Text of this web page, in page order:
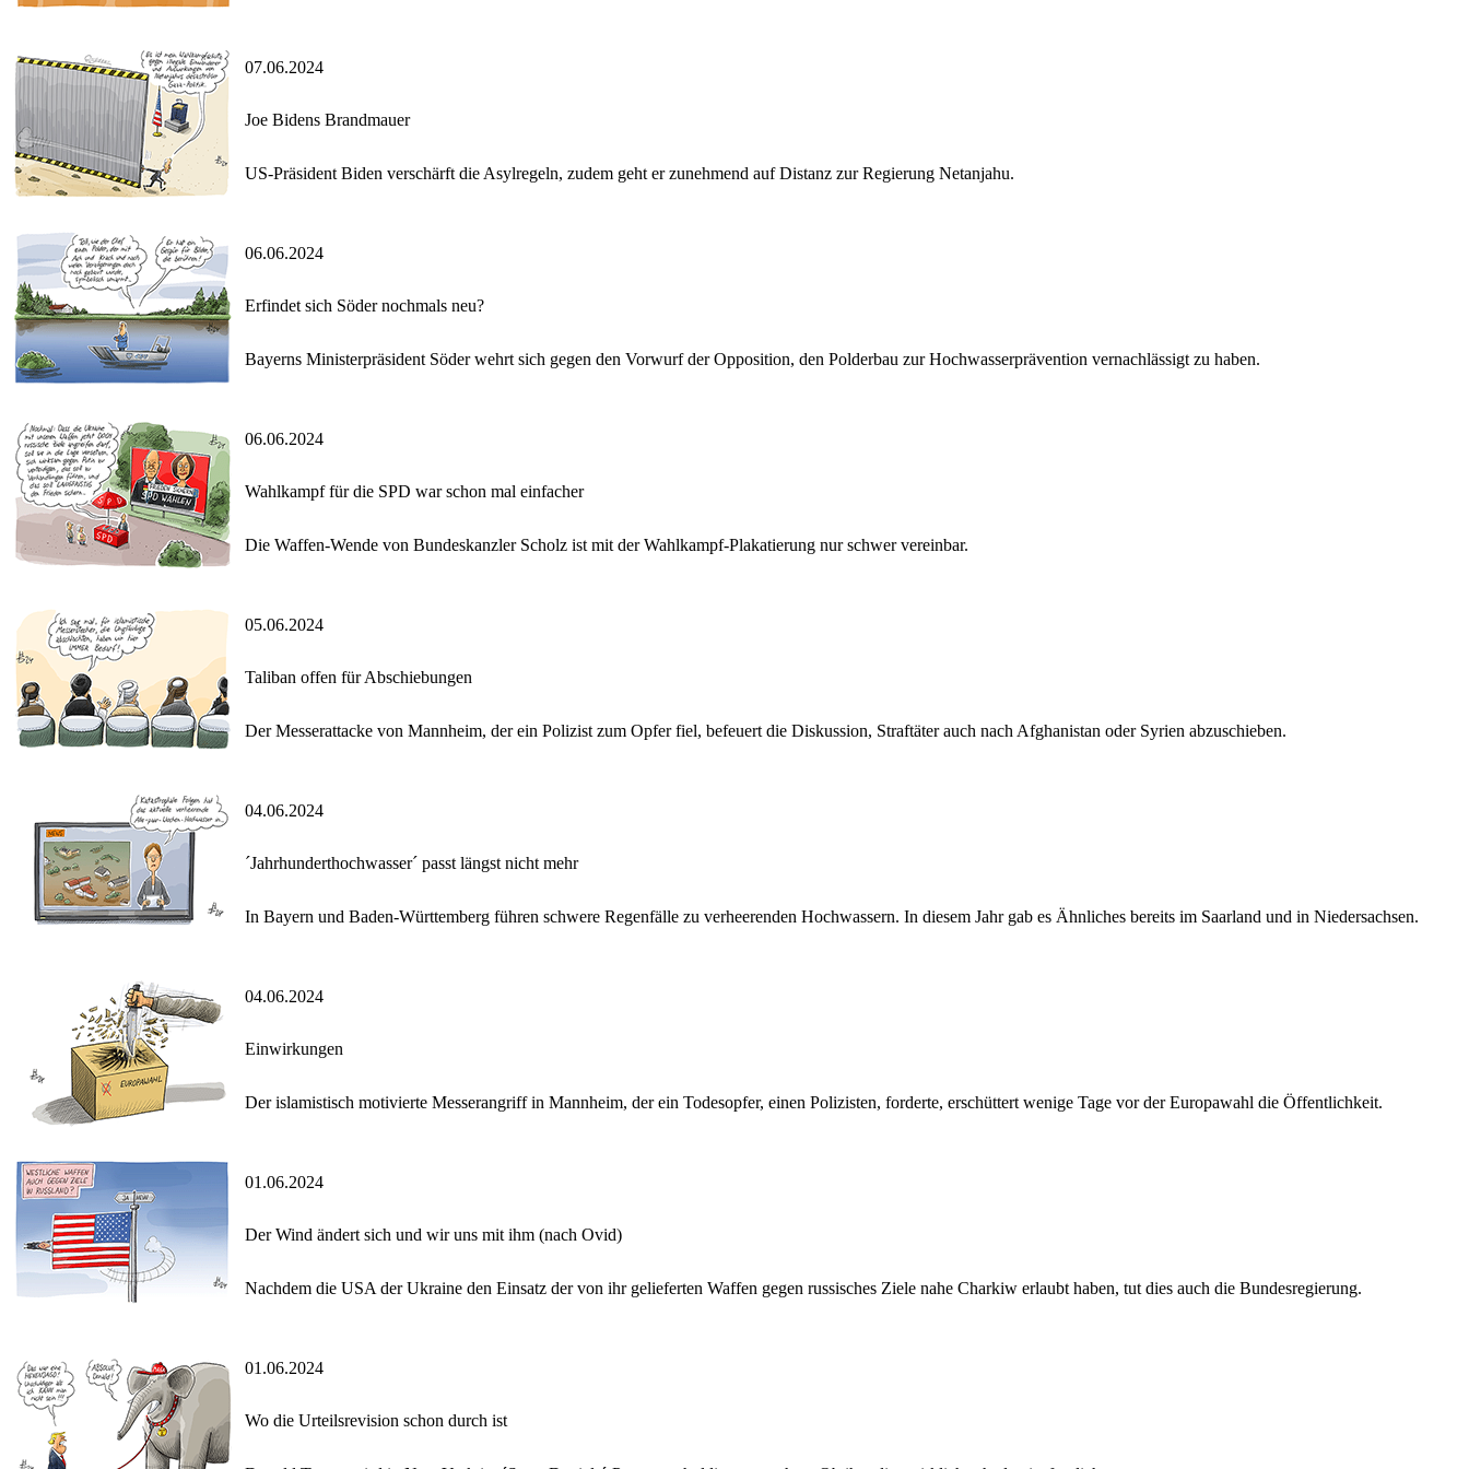
07.06.2024
Joe Bidens Brandmauer
US-Präsident Biden verschärft die Asylregeln, zudem geht er zunehmend auf Distanz zur Regierung Netanjahu.
06.06.2024
Erfindet sich Söder nochmals neu?
Bayerns Ministerpräsident Söder wehrt sich gegen den Vorwurf der Opposition, den Polderbau zur Hochwasserprävention vernachlässigt zu haben.
06.06.2024
Wahlkampf für die SPD war schon mal einfacher
Die Waffen-Wende von Bundeskanzler Scholz ist mit der Wahlkampf-Plakatierung nur schwer vereinbar.
05.06.2024
Taliban offen für Abschiebungen
Der Messerattacke von Mannheim, der ein Polizist zum Opfer fiel, befeuert die Diskussion, Straftäter auch nach Afghanistan oder Syrien abzuschieben.
04.06.2024
´Jahrhunderthochwasser´ passt längst nicht mehr
In Bayern und Baden-Württemberg führen schwere Regenfälle zu verheerenden Hochwassern. In diesem Jahr gab es Ähnliches bereits im Saarland und in Niedersachsen.
04.06.2024
Einwirkungen
Der islamistisch motivierte Messerangriff in Mannheim, der ein Todesopfer, einen Polizisten, forderte, erschüttert wenige Tage vor der Europawahl die Öffentlichkeit.
01.06.2024
Der Wind ändert sich und wir uns mit ihm (nach Ovid)
Nachdem die USA der Ukraine den Einsatz der von ihr gelieferten Waffen gegen russisches Ziele nahe Charkiw erlaubt haben, tut dies auch die Bundesregierung.
01.06.2024
Wo die Urteilsrevision schon durch ist